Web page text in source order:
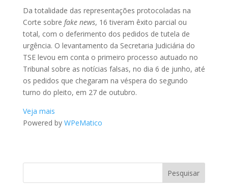
Da totalidade das representações protocoladas na
Corte sobre fake news, 16 tiveram êxito parcial ou
total, com o deferimento dos pedidos de tutela de
urgência. O levantamento da Secretaria Judiciária do
TSE levou em conta o primeiro processo autuado no
Tribunal sobre as notícias falsas, no dia 6 de junho, até
os pedidos que chegaram na véspera do segundo
turno do pleito, em 27 de outubro.
Veja mais
Powered by WPeMatico